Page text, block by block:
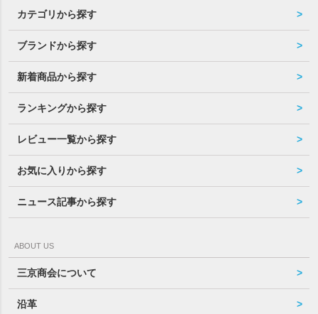
カテゴリから探す
ブランドから探す
新着商品から探す
ランキングから探す
レビュー一覧から探す
お気に入りから探す
ニュース記事から探す
ABOUT US
三京商会について
沿革